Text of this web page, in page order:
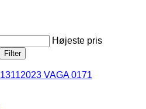
Højeste pris
Filter